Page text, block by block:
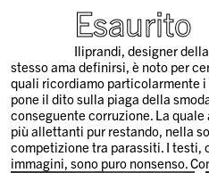
Esaurito
Iliprandi, designer
stesso ama definirsi, è noto per
quali ricordiamo particolarmente
pone il dito sulla piaga della
conseguente corruzione. La
più allettanti pur restando, nella
competizione tra parassiti. I testi,
immagini, sono puro nonsenso.